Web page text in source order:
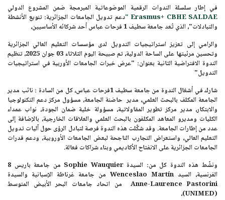
في إطار سلسلة الندوات الرقمية الموضوعاتية المبرمجة ضمن المشروع الدولي
Erasmus+ CBHE SALDAE " دعم تدويل الجامعات الجزائرية: تنويع الأنشطة
والتبادلات"، الذي تُعد جامعة سطيف 1 فرحات عباس
أحد شركائه الأساسيين،
والرامي إلى تعزيز استراتيجيات التدويل لدى مؤسسات التعليم العالي الجزائرية
وتحسين مرئيتها على الساحة الدولية، تم صبيحة اليوم الثلاثاء 03 جوان 2025، تنظيم
الندوة الافتراضية الثانية بعنوان: "عرض خبرات الجامعات الأوربية في استراتيجيات
التدويل"
شارك في أشغال الندوة من جامعة سطيف 1فرحات عباس
، كل من السادة : نائب مدير
الجامعة المكلف بالبحث العلمي، مدير حاضنة الجامعة، مسؤول مركز دعم التكنولوجيا
والابتكار، مدير مركز تطوير المقاولاتية، مسؤولة خلية ضمان الجودة، نواب عمداء
الكليات ومديرو المعاهد المكلفون بالبحث العلمي والعلاقات الخارجية، بالإضافة إلى
عدد من إطارات الجامعة. وقد شكّلت هذه الندوة فرصة لتبادل الرؤى حول آليات تدويل
التعليم العالي، واستعراض التجارب الناجحة لبعض الجامعات الأوروبية، ودعم قدرات
الجامعات الجزائرية على الانفتاح الأكاديمي وبناء شراكات فعالة.
ونشّط هذه الندوة كل من: السيدة Sophie Wauquier من جامعة باريس 8
الفرنسية، السيد Wenceslao Martín من جامعة غرناطة الإسبانية والسيدة
Anne-Laurence Pastorini من اتحاد جامعات البحر الأبيض المتوسط
(UNIMED)
،